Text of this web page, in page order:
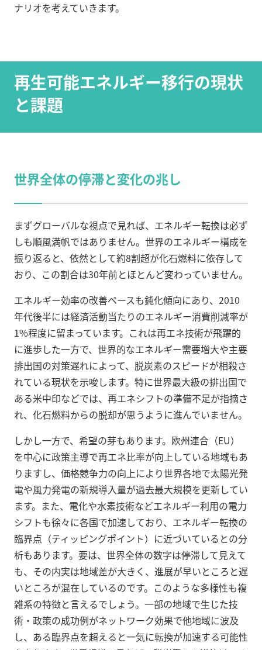
ナリオを考えていきます。
再生可能エネルギー移行の現状
と課題
世界全体の停滞と変化の兆し
まずグローバルな視点で見れば、エネルギー転換は必ず
しも順風満帆ではありません。世界のエネルギー構成を
振り返ると、依然として約8割超が化石燃料に依存して
おり、この割合は30年前とほとんど変わっていません。
エネルギー効率の改善ペースも鈍化傾向にあり、2010
年代後半には経済活動当たりのエネルギー消費削減率が
1%程度に留まっています。これは再エネ技術が飛躍的
に進歩した一方で、世界的なエネルギー需要増大や主要
排出国の対策遅れによって、脱炭素のスピードが相殺さ
れている現状を示唆します。特に世界最大級の排出国で
ある米中印などでは、再エネシフトの準備不足が指摘さ
れ、化石燃料からの脱却が思うように進んでいません。
しかし一方で、希望の芽もあります。欧州連合（EU）
を中心に政策主導で再エネ比率が向上している地域もあ
りますし、価格競争力の向上により世界各地で太陽光発
電や風力発電の新規導入量が過去最大規模を更新してい
ます。また、電化や水素技術などエネルギー利用の電力
シフトも徐々に各国で加速しており、エネルギー転換の
臨界点（ティッピングポイント）に近づいているとの分
析もあります。要は、世界全体の数字は停滞して見えて
も、その内実は地域差が大きく、進展が早いところと遅
いところが混在しているのです。このような多様性も複
雑系の特徴と言えるでしょう。一部の地域で生じた技
術・政策の成功例がネットワーク効果で他地域に波及
し、ある臨界点を超えると一気に転換が加速する可能性